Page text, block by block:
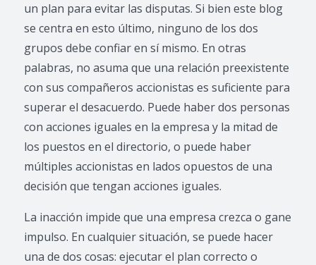
un plan para evitar las disputas. Si bien este blog
se centra en esto último, ninguno de los dos
grupos debe confiar en sí mismo. En otras
palabras, no asuma que una relación preexistente
con sus compañeros accionistas es suficiente para
superar el desacuerdo. Puede haber dos personas
con acciones iguales en la empresa y la mitad de
los puestos en el directorio, o puede haber
múltiples accionistas en lados opuestos de una
decisión que tengan acciones iguales.
La inacción impide que una empresa crezca o gane
impulso. En cualquier situación, se puede hacer
una de dos cosas: ejecutar el plan correcto o